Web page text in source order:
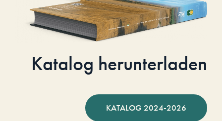
Katalog herunterladen
KATALOG 2024-2026